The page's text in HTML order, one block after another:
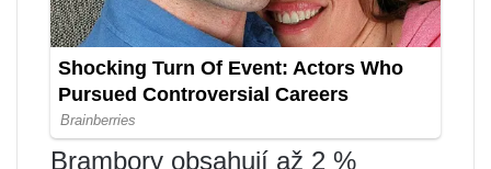
Brambory obsahují až 2 %